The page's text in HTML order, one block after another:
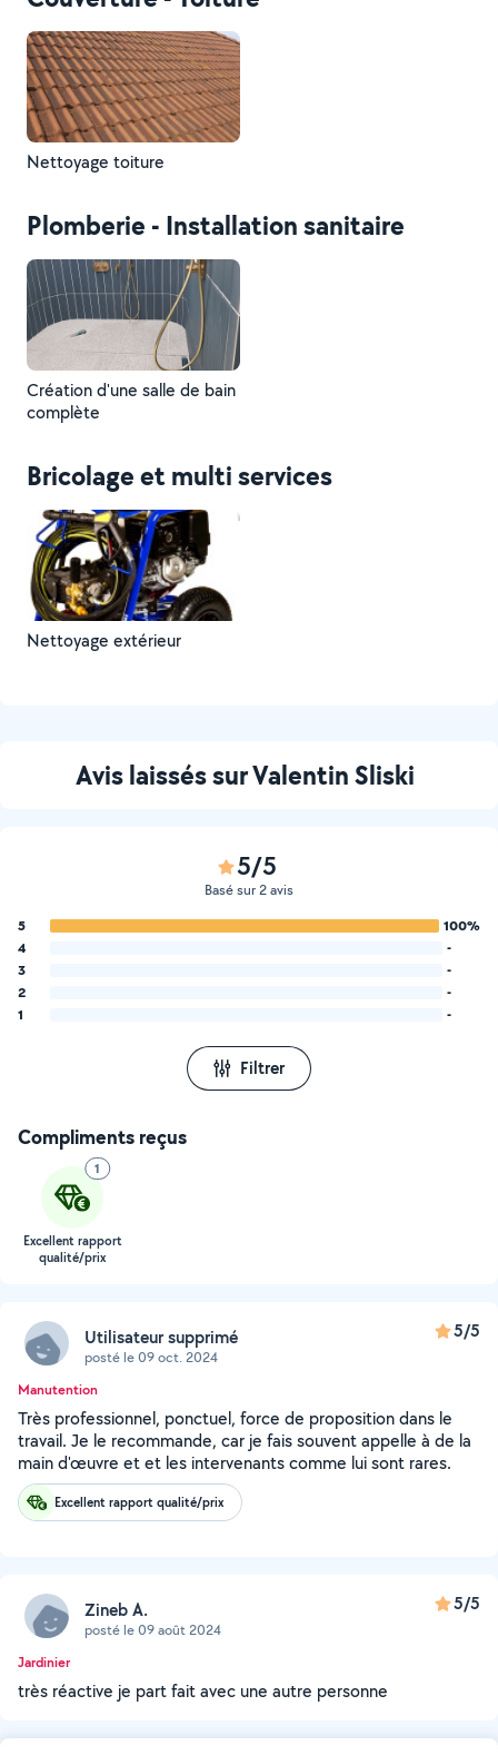
Nettoyage toiture
Plomberie - Installation sanitaire
Création d'une salle de bain
complète
Bricolage et multi services
Nettoyage extérieur
Avis laissés sur Valentin Sliski
5/5
Basé sur 2 avis
5
100%
4
-
3
-
2
-
1
-
Filtrer
Compliments reçus
1
Excellent rapport
qualité/prix
Utilisateur supprimé
posté le 09 oct. 2024
5/5
Manutention
Très professionnel, ponctuel, force de proposition dans le
travail. Je le recommande, car je fais souvent appelle à de la
main d'œuvre et et les intervenants comme lui sont rares.
Excellent rapport qualité/prix
Zineb A.
posté le 09 août 2024
5/5
Jardinier
très réactive je part fait avec une autre personne